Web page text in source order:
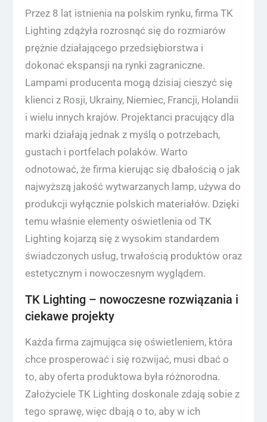
Przez 8 lat istnienia na polskim rynku, firma TK
Lighting zdążyła rozrosnąć się do rozmiarów
prężnie działającego przedsiębiorstwa i
dokonać ekspansji na rynki zagraniczne.
Lampami producenta mogą dzisiaj cieszyć się
klienci z Rosji, Ukrainy, Niemiec, Francji, Holandii
i wielu innych krajów. Projektanci pracujący dla
marki działają jednak z myślą o potrzebach,
gustach i portfelach polaków. Warto
odnotować, że firma kierując się dbałością o jak
najwyższą jakość wytwarzanych lamp, używa do
produkcji wyłącznie polskich materiałów. Dzięki
temu właśnie elementy oświetlenia od TK
Lighting kojarzą się z wysokim standardem
świadczonych usług, trwałością produktów oraz
estetycznym i nowoczesnym wyglądem.
TK Lighting – nowoczesne rozwiązania i
ciekawe projekty
Każda firma zajmująca się oświetleniem, która
chce prosperować i się rozwijać, musi dbać o
to, aby oferta produktowa była różnorodna.
Założyciele TK Lighting doskonale zdają sobie z
tego sprawę, więc dbają o to, aby w ich